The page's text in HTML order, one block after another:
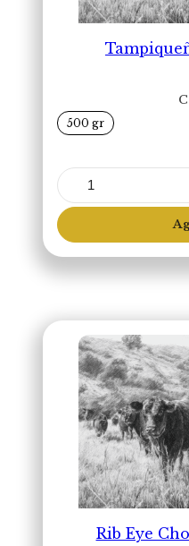
500 gr
Tampiqueña
(Libre
Pastoreo)
cantidad
Rib Eye